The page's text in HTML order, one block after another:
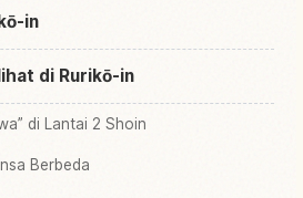
in
di Rurikō-in
di Lantai 2 Shoin
Berbeda